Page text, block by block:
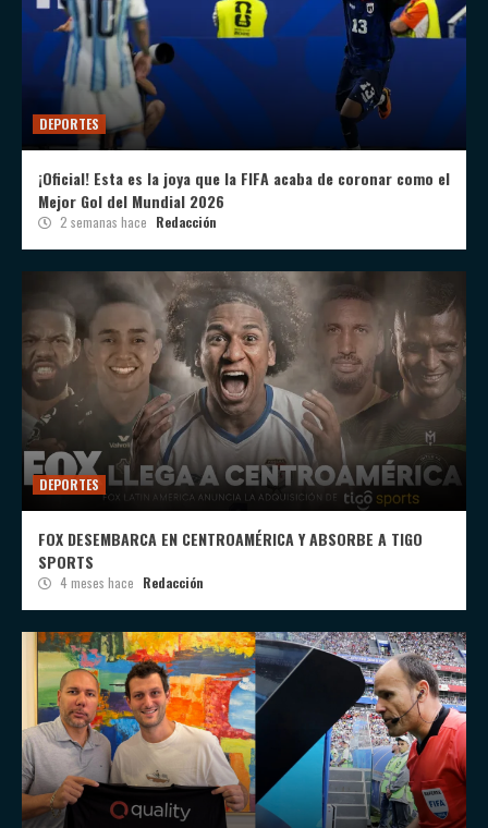
DEPORTES
¡Oficial! Esta es la joya que la FIFA acaba de coronar como el
Mejor Gol del Mundial 2026
2 semanas hace Redacción
DEPORTES
FOX DESEMBARCA EN CENTROAMÉRICA Y ABSORBE A TIGO
SPORTS
4 meses hace Redacción